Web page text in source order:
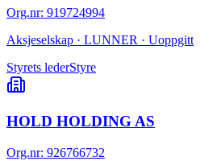
Org.nr: 919724994
Aksjeselskap · LUNNER · Uoppgitt
Styrets lederStyre
HOLD HOLDING AS
Org.nr: 926766732